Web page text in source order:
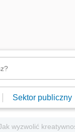
Sektor publiczny
wyzwolić